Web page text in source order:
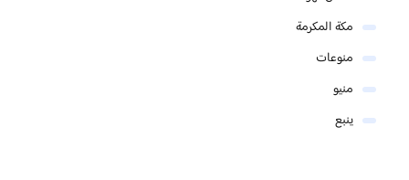
مكة المكرمة
منوعات
منيو
ينبع